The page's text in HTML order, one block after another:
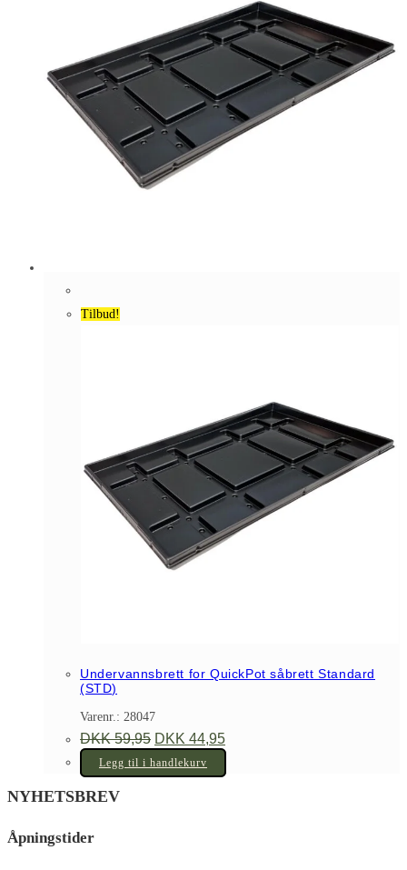
Tilbud!
Undervannsbrett for QuickPot såbrett Standard
(STD)
Varenr.: 28047
DKK59,95 Opprinnelig
pris
var:
DKK 59,95.
DKK 44,95
pris
DKK 44,95.
Legg til i handlekurv
NYHETSBREV
Åpningstider